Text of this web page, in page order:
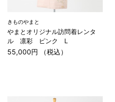
きものやまと
やまとオリジナル訪問着レンタ
ル 凛彩 ピンク L
55,000円 （税込）